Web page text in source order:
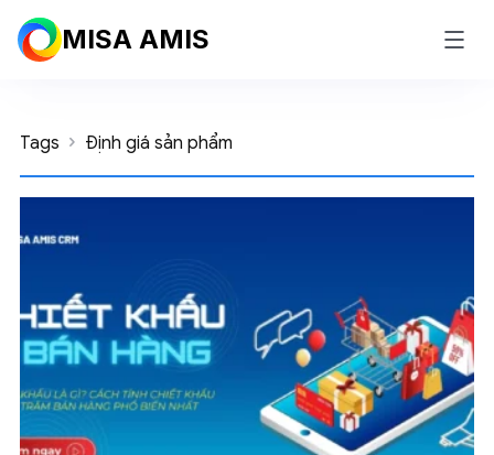
MISA AMIS
Tags Định giá sản phẩm